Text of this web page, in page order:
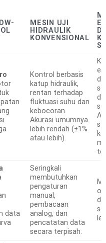
MESIN UJI
HIDRAULIK
KONVENSIONAL
Kontrol berbasis
katup hidraulik,
rentan terhadap
fluktuasi suhu dan
kebocoran.
Akurasi umumnya
lebih rendah (±1%
atau lebih).
data
Seringkali
membutuhkan
pengaturan
manual,
pembacaan
analog, dan
pencatatan data
secara terpisah.